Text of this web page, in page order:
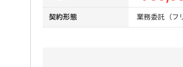
契約形態 業務委託（フ